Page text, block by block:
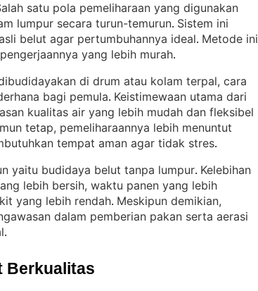
satu pola pemeliharaan yang digunakan
lumpur secara turun-temurun. Sistem ini
belut agar pertumbuhannya ideal. Metode ini
yang lebih murah.
di drum atau kolam terpal, cara
bagi pemula. Keistimewaan utama dari
kualitas air yang lebih mudah dan fleksibel
tetap, pemeliharaannya lebih menuntut
tempat aman agar tidak stres.
yaitu budidaya belut tanpa lumpur. Kelebihan
lebih bersih, waktu panen yang lebih
yang lebih rendah. Meskipun demikian,
dalam pemberian pakan serta aerasi
.
Berkualitas